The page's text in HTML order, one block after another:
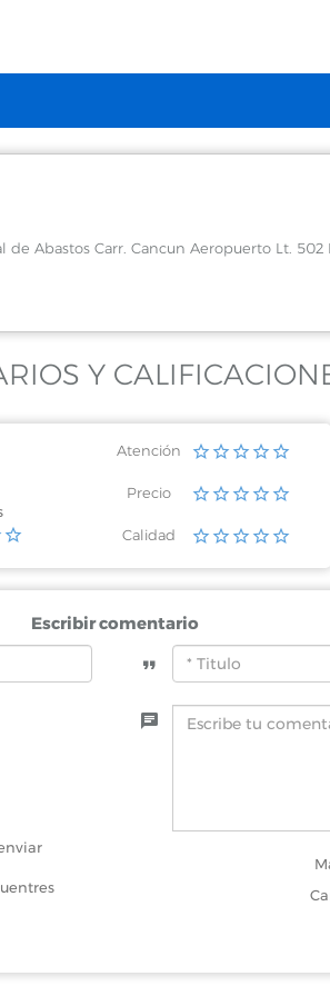
de Abastos Carr. Cancun Aeropuerto Lt. 502
Y
Atención
Precio
Calidad
Escribir comentario